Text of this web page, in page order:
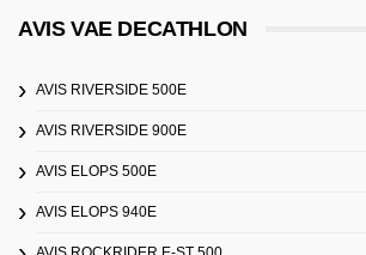
AVIS VAE DECATHLON
AVIS RIVERSIDE 500E
AVIS RIVERSIDE 900E
AVIS ELOPS 500E
AVIS ELOPS 940E